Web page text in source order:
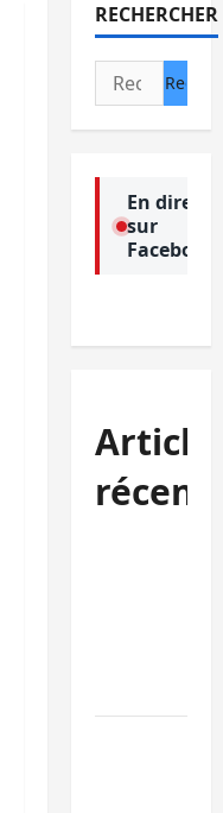
RECHERCHER
Rechercher :
En direct
sur
Facebook